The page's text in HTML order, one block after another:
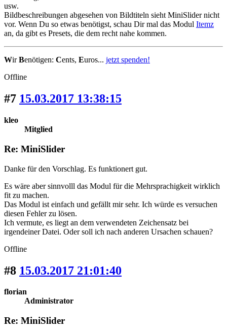
usw.
Bildbeschreibungen abgesehen von Bildtiteln sieht MiniSlider nicht
vor. Wenn Du so etwas benötigst, schau Dir mal das Modul Itemz
an, da gibt es Presets, die dem recht nahe kommen.
WirBenötigen: Cents, Euros... jetzt spenden!
Offline
#7 15.03.2017 13:38:15
kleo
Mitglied
Re: MiniSlider
Danke für den Vorschlag. Es funktionert gut.
Es wäre aber sinnvolll das Modul für die Mehrsprachigkeit wirklich
fit zu machen.
Das Modul ist einfach und gefällt mir sehr. Ich würde es versuchen
diesen Fehler zu lösen.
Ich vermute, es liegt an dem verwendeten Zeichensatz bei
irgendeiner Datei. Oder soll ich nach anderen Ursachen schauen?
Offline
#8 15.03.2017 21:01:40
florian
Administrator
Re: MiniSlider